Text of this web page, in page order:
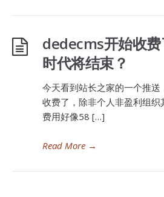
dedecms开始收
时代将结束？
今天看到站长之家的一个推
收费了，除非个人非盈利组织
费用好像58 […]
Read More →